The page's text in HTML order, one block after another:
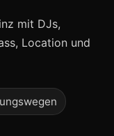
mit DJs,
Location und